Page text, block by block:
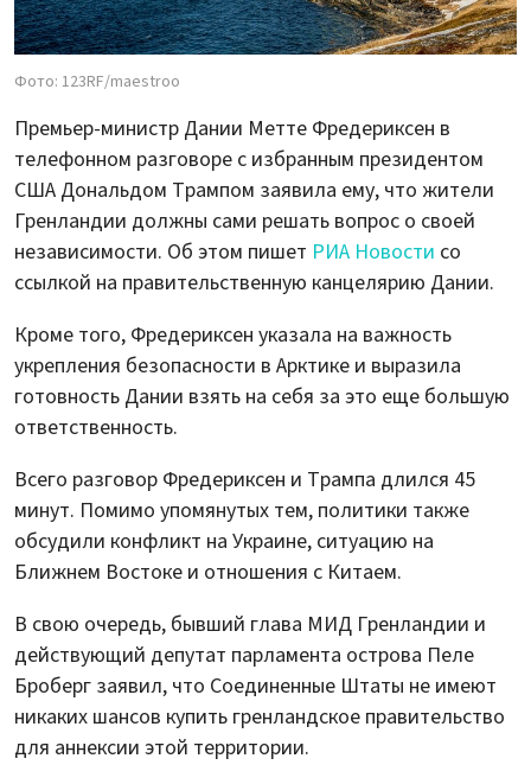
Фото: 123RF/maestroo
Премьер-министр Дании Метте Фредериксен в
телефонном разговоре с избранным президентом
США Дональдом Трампом заявила ему, что жители
Гренландии должны сами решать вопрос о своей
независимости. Об этом пишет РИА Новости со
ссылкой на правительственную канцелярию Дании.
Кроме того, Фредериксен указала на важность
укрепления безопасности в Арктике и выразила
готовность Дании взять на себя за это еще большую
ответственность.
Всего разговор Фредериксен и Трампа длился 45
минут. Помимо упомянутых тем, политики также
обсудили конфликт на Украине, ситуацию на
Ближнем Востоке и отношения с Китаем.
В свою очередь, бывший глава МИД Гренландии и
действующий депутат парламента острова Пеле
Броберг заявил, что Соединенные Штаты не имеют
никаких шансов купить гренландское правительство
для аннексии этой территории.